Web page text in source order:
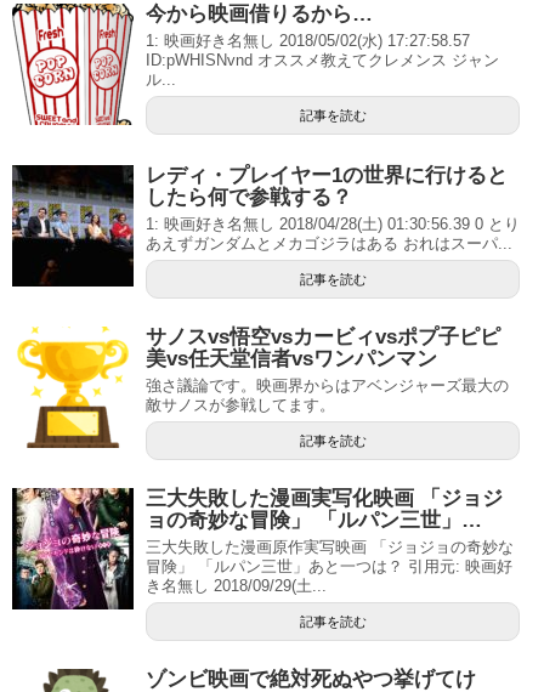
今から映画借りるから…
1: 映画好き名無し 2018/05/02(水) 17:27:58.57
ID:pWHISNvnd オススメ教えてクレメンス ジャン
ル...
記事を読む
レディ・プレイヤー1の世界に行けると
したら何で参戦する？
1: 映画好き名無し 2018/04/28(土) 01:30:56.39 0 とり
あえずガンダムとメカゴジラはある おれはスーパ...
記事を読む
サノスvs悟空vsカービィvsポプ子ピピ
美vs任天堂信者vsワンパンマン
強さ議論です。映画界からはアベンジャーズ最大の
敵サノスが参戦してます。
記事を読む
三大失敗した漫画実写化映画 「ジョジ
ョの奇妙な冒険」 「ルパン三世」…
三大失敗した漫画原作実写映画 「ジョジョの奇妙な
冒険」 「ルパン三世」あと一つは？ 引用元: 映画好
き名無し 2018/09/29(土...
記事を読む
ゾンビ映画で絶対死ぬやつ挙げてけ